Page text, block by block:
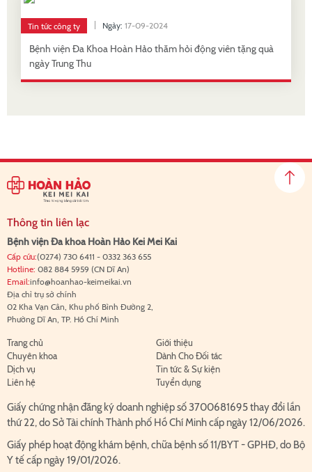
Tin tức công ty Ngày: 17-09-2024
Bệnh viện Đa Khoa Hoàn Hảo thăm hỏi động viên tặng quà
ngày Trung Thu
Thông tin liên lạc
Bệnh viện Đa khoa Hoàn Hảo Kei Mei Kai
Cấp cứu:(0274) 730 6411 - 0332 363 655
Hotline: 082 884 5959 (CN Dĩ An)
Email:info@hoanhao-keimeikai.vn
Địa chỉ trụ sở chính
02 Kha Vạn Cân, Khu phố Bình Đường 2,
Phường Dĩ An, TP. Hồ Chí Minh
Trang chủ
Giới thiệu
Chuyên khoa
Dành Cho Đối tác
Dịch vụ
Tin tức & Sự kiện
Liên hệ
Tuyển dụng
Giấy chứng nhận đăng ký doanh nghiệp số 3700681695 thay đổi lần
thứ 22, do Sở Tài chính Thành phố Hồ Chí Minh cấp ngày 12/06/2026.
Giấy phép hoạt động khám bệnh, chữa bệnh số 11/BYT - GPHĐ, do Bộ
Y tế cấp ngày 19/01/2026.